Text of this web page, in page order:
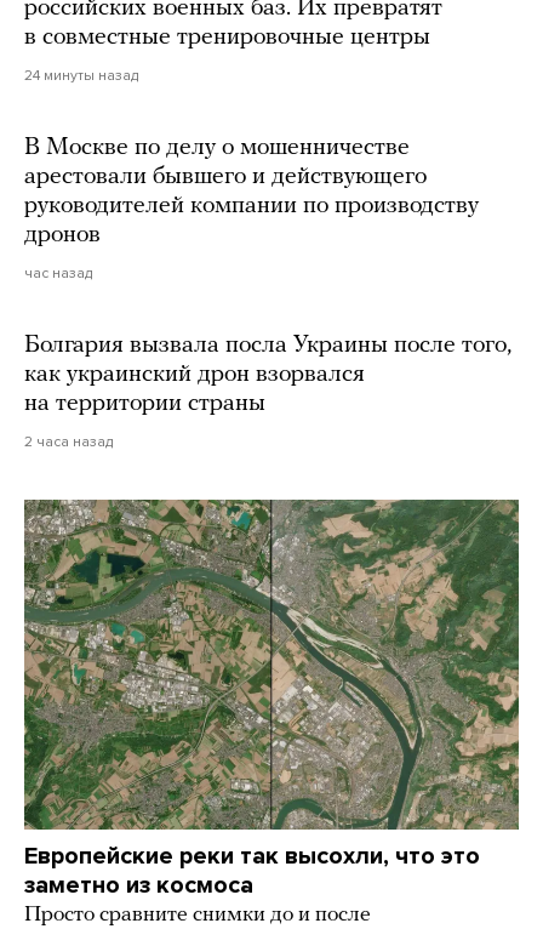
российских военных баз. Их превратят
в совместные тренировочные центры
24 минуты назад
В Москве по делу о мошенничестве
арестовали бывшего и действующего
руководителей компании по производству
дронов
час назад
Болгария вызвала посла Украины после того,
как украинский дрон взорвался
на территории страны
2 часа назад
Европейские реки так высохли, что это
заметно из космоса
Просто сравните снимки до и после